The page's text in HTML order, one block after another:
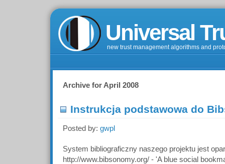
Universal
new trust management algorithms and
Archive for April 2008
Instrukcja podstawowa do
Posted by: gwpl
System bibliograficzny naszego projektu jest
http://www.bibsonomy.org/ - 'A blue social